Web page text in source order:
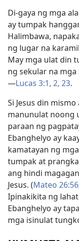
Di-gaya ng mga
ay tumpak
Halimbawa,
ng lugar na
May mga ulat din
ng sekular na
—Lucas 3:1, 2, 23.
Si Jesus din
manunulat noong
paraan ng
Ebanghelyo ay
kamatayan ng
tumpak at
ang hindi
Jesus. (Mateo
Ipinakikita ng
Ebanghelyo ay
mga isinulat